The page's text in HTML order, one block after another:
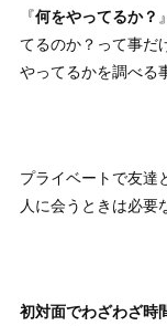
『何をやってるか？
てるのか？って事だ
やってるかを調べる
プライベートで友達
人に会うときは必要
初対面でわざわざ時